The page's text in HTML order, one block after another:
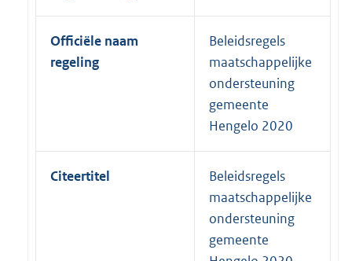
Officiële naam
regeling
Beleidsregels
maatschappelijke
ondersteuning
gemeente
Hengelo 2020
Citeertitel
Beleidsregels
maatschappelijke
ondersteuning
gemeente